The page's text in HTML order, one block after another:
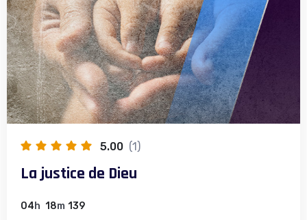
5.00 (1)
La justice de Dieu
04h 18m 139